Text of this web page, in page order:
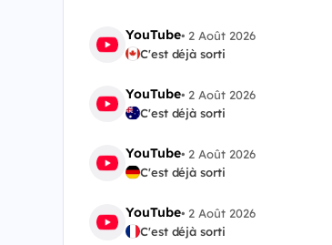
YouTube• 2 Août 2026
C'est déjà sorti
YouTube• 2 Août 2026
C'est déjà sorti
YouTube• 2 Août 2026
C'est déjà sorti
YouTube• 2 Août 2026
C'est déjà sorti